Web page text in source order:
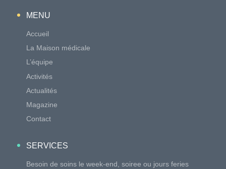
MENU
Accueil
La Maison médicale
L’équipe
Activités
Actualités
Magazine
Contact
SERVICES
Besoin de soins le week-end, soiree ou jours feries